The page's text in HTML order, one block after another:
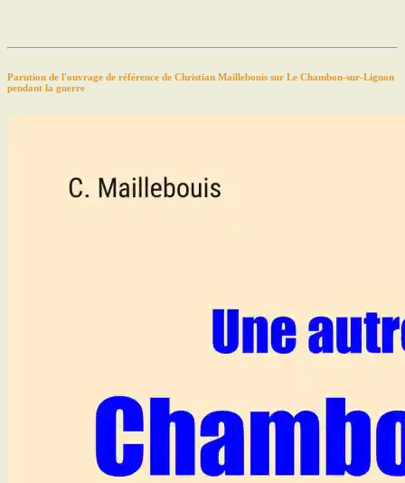
Parution de l'ouvrage de référence de Christian Maillebouis sur Le Chambon-sur-Lignon
pendant la guerre